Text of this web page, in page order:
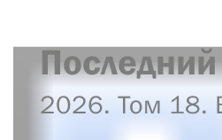
2026. Том 18.